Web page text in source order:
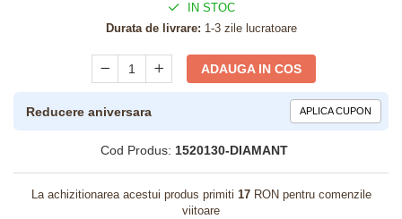
IN STOC
Durata de livrare: 1-3 zile lucratoare
ADAUGA IN COS
Reducere aniversara APLICA CUPON
Cod Produs: 1520130-DIAMANT
La achizitionarea acestui produs primiti 17RON pentru comenzile
viitoare